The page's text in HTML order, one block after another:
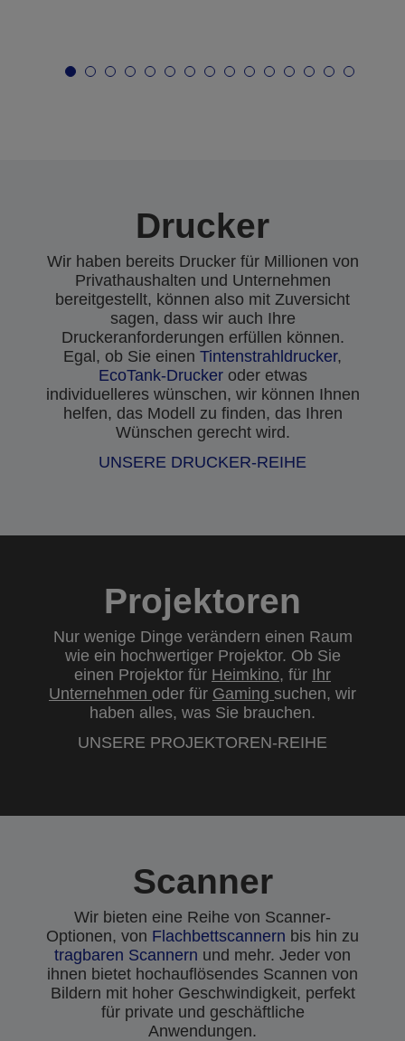
Drucker
Wir haben bereits Drucker für Millionen von
Privathaushalten und Unternehmen
bereitgestellt, können also mit Zuversicht
sagen, dass wir auch Ihre
Druckeranforderungen erfüllen können.
Egal, ob Sie einen Tintenstrahldrucker,
EcoTank-Druckeroder etwas
individuelleres wünschen, wir können Ihnen
helfen, das Modell zu finden, das Ihren
Wünschen gerecht wird.
UNSERE DRUCKER-REIHE
Projektoren
Nur wenige Dinge verändern einen Raum
wie ein hochwertiger Projektor. Ob Sie
einen Projektor für Heimkino, für Ihr
Unternehmen oder für Gaming suchen, wir
haben alles, was Sie brauchen.
UNSERE PROJEKTOREN-REIHE
Scanner
Wir bieten eine Reihe von Scanner-
Optionen, von Flachbettscannern bis hin zu
tragbaren Scannern und mehr. Jeder von
ihnen bietet hochauflösendes Scannen von
Bildern mit hoher Geschwindigkeit, perfekt
für private und geschäftliche
Anwendungen.